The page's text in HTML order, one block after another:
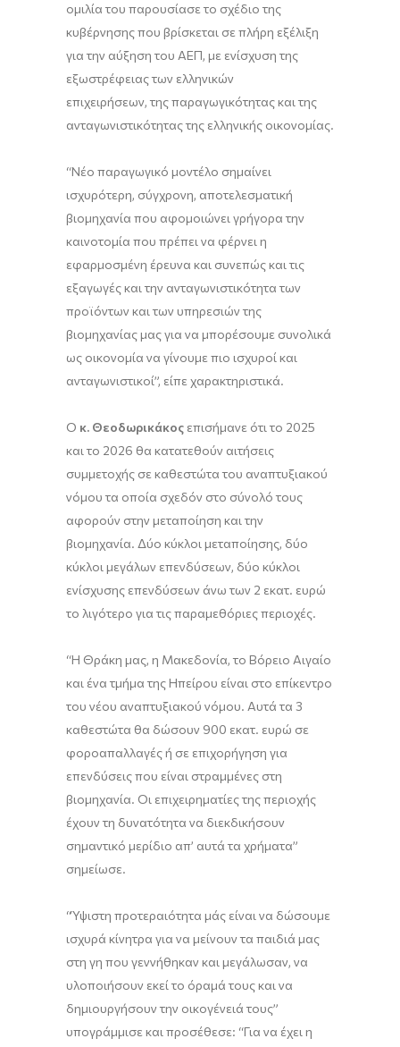
ομιλία του παρουσίασε το σχέδιο της
κυβέρνησης που βρίσκεται σε πλήρη εξέλιξη
για την αύξηση του ΑΕΠ, με ενίσχυση της
εξωστρέφειας των ελληνικών
επιχειρήσεων, της παραγωγικότητας και της
ανταγωνιστικότητας της ελληνικής οικονομίας.
“Νέο παραγωγικό μοντέλο σημαίνει
ισχυρότερη, σύγχρονη, αποτελεσματική
βιομηχανία που αφομοιώνει γρήγορα την
καινοτομία που πρέπει να φέρνει η
εφαρμοσμένη έρευνα και συνεπώς και τις
εξαγωγές και την ανταγωνιστικότητα των
προϊόντων και των υπηρεσιών της
βιομηχανίας μας για να μπορέσουμε συνολικά
ως οικονομία να γίνουμε πιο ισχυροί και
ανταγωνιστικοί”, είπε χαρακτηριστικά.
Ο κ. Θεοδωρικάκος επισήμανε ότι το 2025
και το 2026 θα κατατεθούν αιτήσεις
συμμετοχής σε καθεστώτα του αναπτυξιακού
νόμου τα οποία σχεδόν στο σύνολό τους
αφορούν στην μεταποίηση και την
βιομηχανία. Δύο κύκλοι μεταποίησης, δύο
κύκλοι μεγάλων επενδύσεων, δύο κύκλοι
ενίσχυσης επενδύσεων άνω των 2 εκατ. ευρώ
το λιγότερο για τις παραμεθόριες περιοχές.
“Η Θράκη μας, η Μακεδονία, το Βόρειο Αιγαίο
και ένα τμήμα της Ηπείρου είναι στο επίκεντρο
του νέου αναπτυξιακού νόμου. Αυτά τα 3
καθεστώτα θα δώσουν 900 εκατ. ευρώ σε
φοροαπαλλαγές ή σε επιχορήγηση για
επενδύσεις που είναι στραμμένες στη
βιομηχανία. Οι επιχειρηματίες της περιοχής
έχουν τη δυνατότητα να διεκδικήσουν
σημαντικό μερίδιο απ’ αυτά τα χρήματα”
σημείωσε.
“Ύψιστη προτεραιότητα μάς είναι να δώσουμε
ισχυρά κίνητρα για να μείνουν τα παιδιά μας
στη γη που γεννήθηκαν και μεγάλωσαν, να
υλοποιήσουν εκεί το όραμά τους και να
δημιουργήσουν την οικογένειά τους”
υπογράμμισε και προσέθεσε: “Για να έχει η